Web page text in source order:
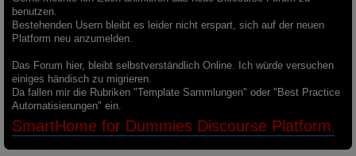
benutzen.
Bestehenden Usern bleibt es leider nicht erspart, sich auf der neuen
Platform neu anzumelden.
Das Forum hier, bleibt selbstverständlich Online. Ich würde versuchen
einiges händisch zu migrieren.
Da fallen mir die Rubriken "Template Sammlungen" oder "Best Practice
Automatisierungen" ein.
SmartHome for Dummies Discourse Platform.